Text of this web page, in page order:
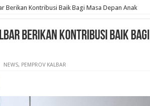
Berikan Kontribusi Baik Bagi Masa Depan Anak
Berikan Kontribusi Baik Bagi
NEWS, PEMPROV KALBAR